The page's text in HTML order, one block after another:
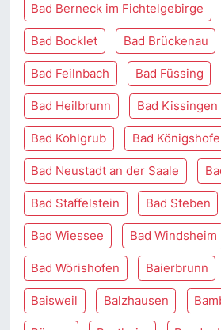
Bad Berneck im Fichtelgebirge
Bad Bocklet Bad Brückenau
Bad Feilnbach Bad Füssing
Bad Heilbrunn Bad Kissingen
Bad Kohlgrub Bad
Bad Neustadt an der Saale
Bad Staffelstein Bad Steben
Bad Wiessee Bad Windsheim
Bad Wörishofen Baierbrunn
Baisweil Balzhausen